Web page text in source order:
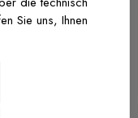
Materialien
Sie uns, Ihnen